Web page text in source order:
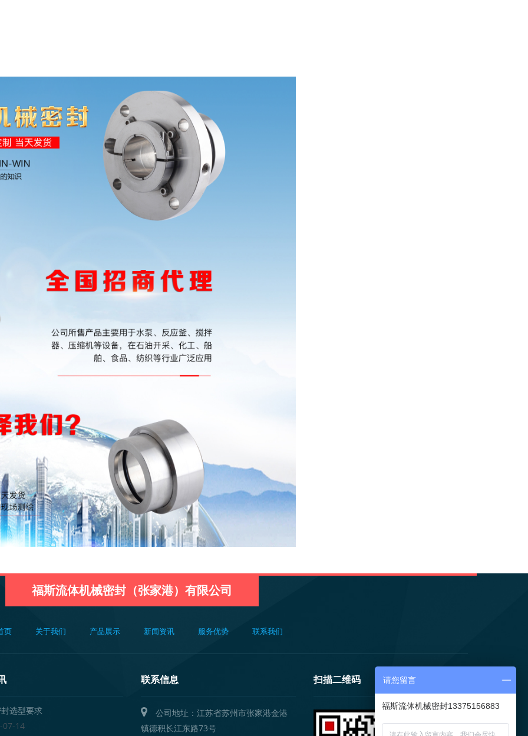
福斯流体机械密封（张家港）有限公司
页 关于我们 产品展示 新闻资讯 服务优势 联系我们
选型要求
14
联系信息
公司地址：江苏省苏州市张家港金港
镇德积长江东路73号
扫描二维码 请您留言
福斯流体机械密封13375156883